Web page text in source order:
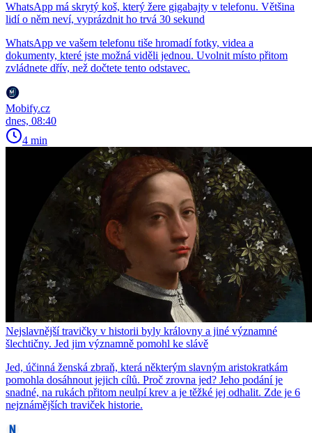
WhatsApp má skrytý koš, který žere gigabajty v telefonu. Většina
lidí o něm neví, vyprázdnit ho trvá 30 sekund
WhatsApp ve vašem telefonu tiše hromadí fotky, videa a
dokumenty, které jste možná viděli jednou. Uvolnit místo přitom
zvládnete dřív, než dočtete tento odstavec.
Mobify.cz
dnes, 08:40
4 min
Nejslavnější travičky v historii byly královny a jiné významné
šlechtičny. Jed jim významně pomohl ke slávě
Jed, účinná ženská zbraň, která některým slavným aristokratkám
pomohla dosáhnout jejich cílů. Proč zrovna jed? Jeho podání je
snadné, na rukách přitom neulpí krev a je těžké jej odhalit. Zde je 6
nejznámějších traviček historie.